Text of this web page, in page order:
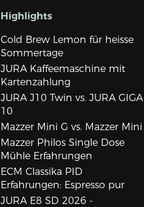
Highlights
Cold Brew Lemon für heisse
Sommertage
JURA Kaffeemaschine mit
Kartenzahlung
JURA J10 Twin vs. JURA GIGA
10
Mazzer Mini G vs. Mazzer Mini
Mazzer Philos Single Dose
Mühle Erfahrungen
ECM Classika PID
Erfahrungen: Espresso pur
JURA E8 SD 2026 -